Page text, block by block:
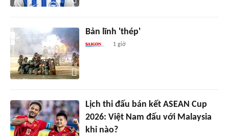
Bản lĩnh 'thép'
1 giờ
Lịch thi đấu bán kết ASEAN Cup
2026: Việt Nam đấu với Malaysia
khi nào?